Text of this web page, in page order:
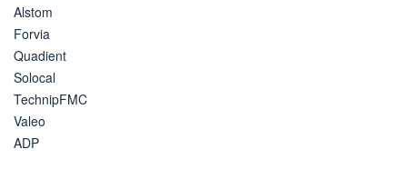
Alstom
Forvia
Quadient
Solocal
TechnipFMC
Valeo
ADP